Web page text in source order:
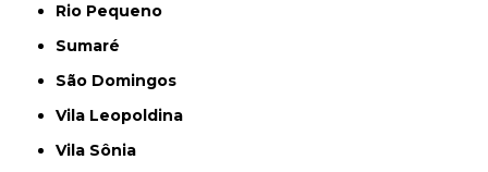
Rio Pequeno
Sumaré
São Domingos
Vila Leopoldina
Vila Sônia